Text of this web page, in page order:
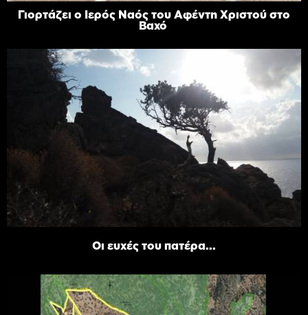
Γιορτάζει ο Ιερός Ναός του Αφέντη Χριστού στο
Βαχό
Οι ευχές του πατέρα...